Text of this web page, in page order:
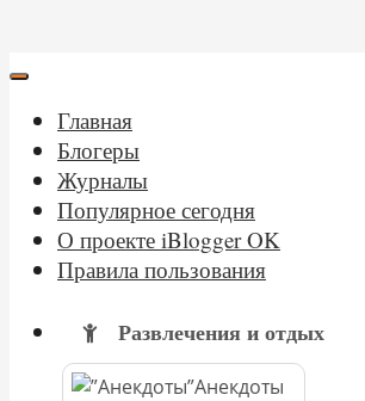
Главная
Блогеры
Журналы
Популярное сегодня
О проекте iBlogger OK
Правила пользования
Развлечения и отдых
Анекдоты